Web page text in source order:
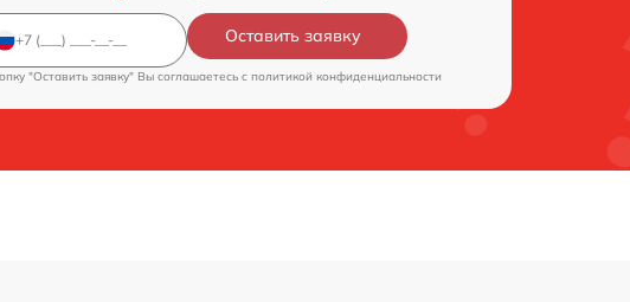
Оставить заявку
"Оставить заявку" Вы соглашаетесь c политикой конфиденциальности